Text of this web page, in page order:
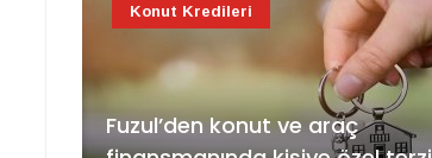
Fuzul’den konut ve araç
Konut Kredileri